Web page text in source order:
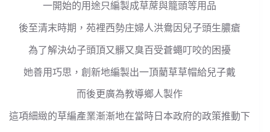
一開始的用途只編製成草蓆與籠頭等用品
後至清末時期，苑裡西勢庄婦人洪鴦因兒子頭生膿瘡
為了解決幼子頭頂又髒又臭百受蒼蠅叮咬的困擾
她善用巧思，創新地編製出一頂藺草草帽給兒子戴
而後更廣為教導鄉人製作
這項細緻的草編產業漸漸地在當時日本政府的政策推動下